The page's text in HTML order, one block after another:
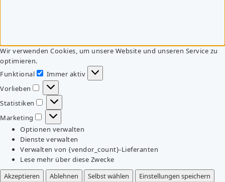
Wir verwenden Cookies, um unsere Website und unseren Service zu
optimieren.
Funktional
Funktional
Immer aktiv
Vorlieben
Vorlieben
Statistiken
Statistiken
Marketing
Marketing
Optionen verwalten
Dienste verwalten
Verwalten von {vendor_count}-Lieferanten
Lese mehr über diese Zwecke
Akzeptieren
Ablehnen Selbst wählen
Einstellungen speichern